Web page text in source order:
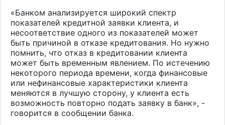
«Банком анализируется широкий спектр
показателей кредитной заявки клиента, и
несоответствие одного из показателей может
быть причиной в отказе кредитования. Но нужно
помнить, что отказ в кредитовании клиента
может быть временным явлением. По истечению
некоторого периода времени, когда финансовые
или нефинансовые характеристики клиента
меняются в лучшую сторону, у клиента есть
возможность повторно подать заявку в банк», -
говорится в сообщении банка.